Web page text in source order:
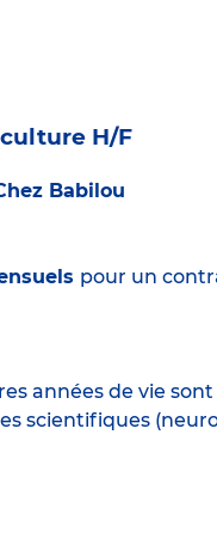
H/F
Babilou
pour un
années de vie
scientifiques